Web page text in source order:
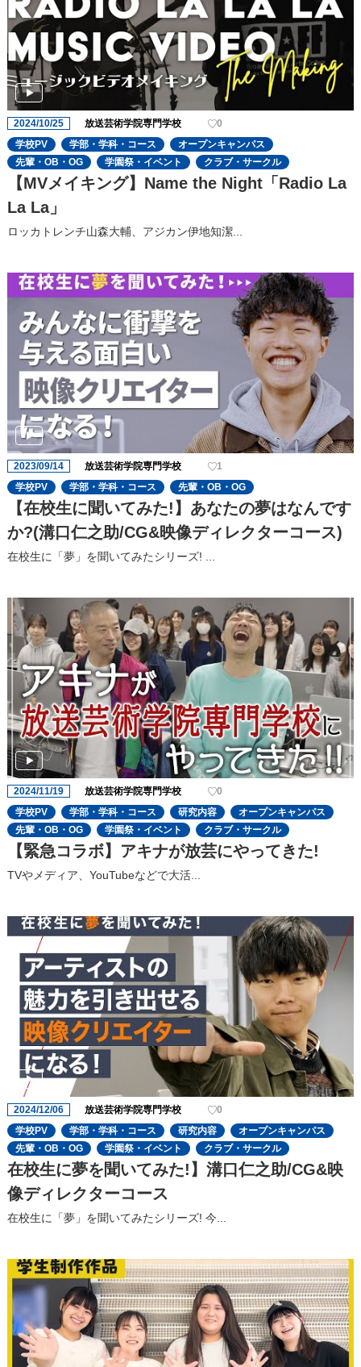
2024/10/25 放送芸術学院専門学校
0
学校PV
学部・学科・コース
オープンキャンパス
先輩・OB・OG
学園祭・イベント クラブ・サークル
【MVメイキング】Name the Night「Radio La
La La」
ロッカトレンチ山森大輔、アジカン伊地知潔...
2023/09/14 放送芸術学院専門学校
1
学校PV
学部・学科・コース 先輩・OB・OG
【在校生に聞いてみた!】あなたの夢はなんです
か?(溝口仁之助/CG&映像ディレクターコース)
在校生に「夢」を聞いてみたシリーズ! ...
2024/11/19 放送芸術学院専門学校
0
学校PV
学部・学科・コース 研究内容
オープンキャンパス
先輩・OB・OG
学園祭・イベント クラブ・サークル
【緊急コラボ】アキナが放芸にやってきた!
TVやメディア、YouTubeなどで大活...
2024/12/06 放送芸術学院専門学校
0
学校PV
学部・学科・コース 研究内容
オープンキャンパス
先輩・OB・OG
学園祭・イベント クラブ・サークル
在校生に夢を聞いてみた!】溝口仁之助/CG&映
像ディレクターコース
在校生に「夢」を聞いてみたシリーズ! 今...